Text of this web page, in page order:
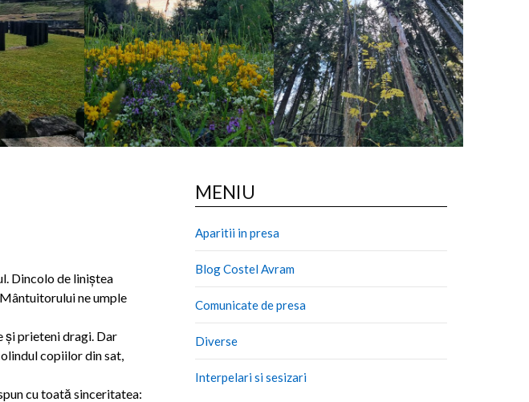
Dincolo de liniștea
ne umple
și prieteni dragi. Dar
copiilor din sat,
cu toată sinceritatea:
MENIU
Aparitii in presa
Blog Costel Avram
Comunicate de presa
Diverse
Interpelari si sesizari